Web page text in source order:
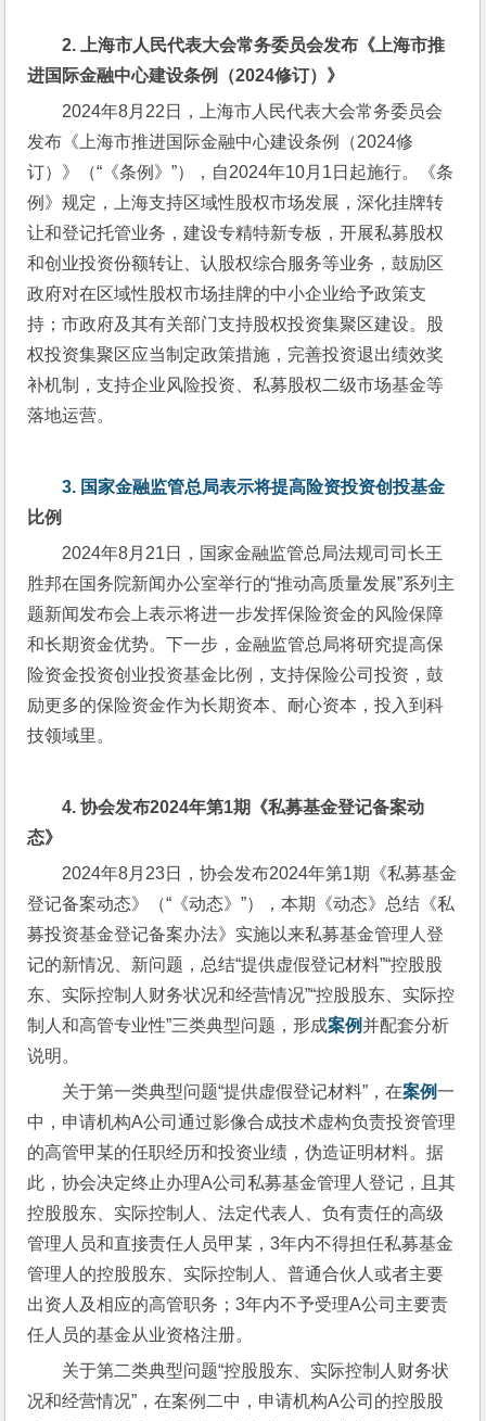
2.
上海市人民代表大会常务委员会发布《上海市推
进国际金融中心建设条例（2024修订）》
2024年8月22日，上海市人民代表大会常务委员会
发布《上海市推进国际金融中心建设条例（2024修
订）》（“《条例》”），自2024年10月1日起施行。《条
例》规定，上海支持区域性股权市场发展，深化挂牌转
让和登记托管业务，建设专精特新专板，开展私募股权
和创业投资份额转让、认股权综合服务等业务，鼓励区
政府对在区域性股权市场挂牌的中小企业给予政策支
持；市政府及其有关部门支持股权投资集聚区建设。股
权投资集聚区应当制定政策措施，完善投资退出绩效奖
补机制，支持企业风险投资、私募股权二级市场基金等
落地运营。
3. 国家金融监管总局表示将提高险资投资创投基金
比例
2024年8月21日，国家金融监管总局法规司司长王
胜邦在国务院新闻办公室举行的“推动高质量发展”系列主
题新闻发布会上表示将进一步发挥保险资金的风险保障
和长期资金优势。下一步，金融监管总局将研究提高保
险资金投资创业投资基金比例，支持保险公司投资，鼓
励更多的保险资金作为长期资本、耐心资本，投入到科
技领域里。
4. 协会发布2024年第1期《私募基金登记备案动
态》
2024年8月23日，协会发布2024年第1期《私募基金
登记备案动态》（“《动态》”），本期《动态》总结《私
募投资基金登记备案办法》实施以来私募基金管理人登
记的新情况、新问题，总结“提供虚假登记材料”“控股股
东、实际控制人财务状况和经营情况”“控股股东、实际控
制人和高管专业性”三类典型问题，形成案例并配套分析
说明。
关于第一类典型问题“提供虚假登记材料”，在案例一
中，申请机构A公司通过影像合成技术虚构负责投资管理
的高管甲某的任职经历和投资业绩，伪造证明材料。据
此，协会决定终止办理A公司私募基金管理人登记，且其
控股股东、实际控制人、法定代表人、负有责任的高级
管理人员和直接责任人员甲某，3年内不得担任私募基金
管理人的控股股东、实际控制人、普通合伙人或者主要
出资人及相应的高管职务；3年内不予受理A公司主要责
任人员的基金从业资格注册。
关于第二类典型问题“控股股东、实际控制人财务状
况和经营情况”，在案例二中，申请机构A公司的控股股